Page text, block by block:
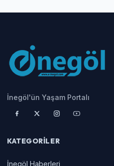
İnegöl'ün Yaşam Portalı
KATEGORILER
İnegöl Haberleri